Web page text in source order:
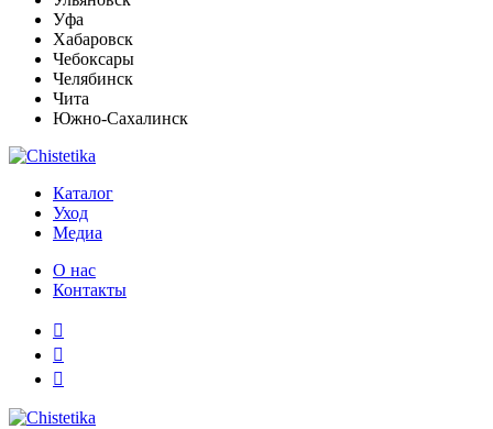
Уфа
Хабаровск
Чебоксары
Челябинск
Чита
Южно-Сахалинск
Каталог
Уход
Медиа
О нас
Контакты


